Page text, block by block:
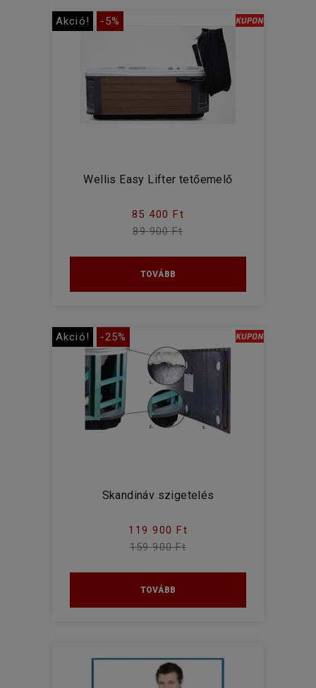
Akció! -5%
Wellis Easy Lifter tetőemelő
85 400 Ft
89 900 Ft
TOVÁBB
Akció! -25%
Skandináv szigetelés
119 900 Ft
159 900 Ft
TOVÁBB